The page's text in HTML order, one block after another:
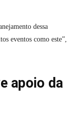
dessa
eventos como este”,
apoio da